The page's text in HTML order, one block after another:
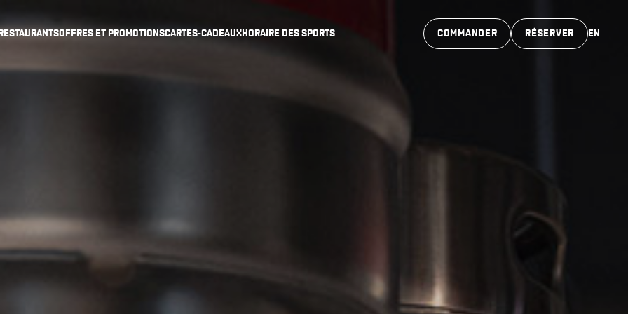
OFFRES ET PROMOTIONSCARTES-CADEAUXHORAIRE DES SPORTS RÉSERVER
COMMANDER EN